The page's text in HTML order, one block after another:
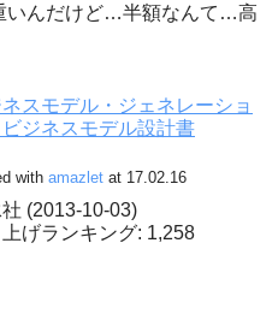
いんだけど…半額なんて…高
ネスモデル・ジェネレーショ
ジネスモデル設計書
with amazlet at 17.02.16
(2013-10-03)
げランキング: 1,258